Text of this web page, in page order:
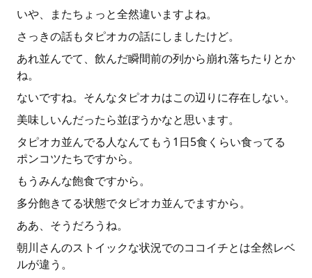
いや、またちょっと全然違いますよね。
さっきの話もタピオカの話にしましたけど。
あれ並んでて、飲んだ瞬間前の列から崩れ落ちたりとか
ね。
ないですね。そんなタピオカはこの辺りに存在しない。
美味しいんだったら並ぼうかなと思います。
タピオカ並んでる人なんてもう1日5食くらい食ってる
ポンコツたちですから。
もうみんな飽食ですから。
多分飽きてる状態でタピオカ並んでますから。
ああ、そうだろうね。
朝川さんのストイックな状況でのココイチとは全然レベ
ルが違う。